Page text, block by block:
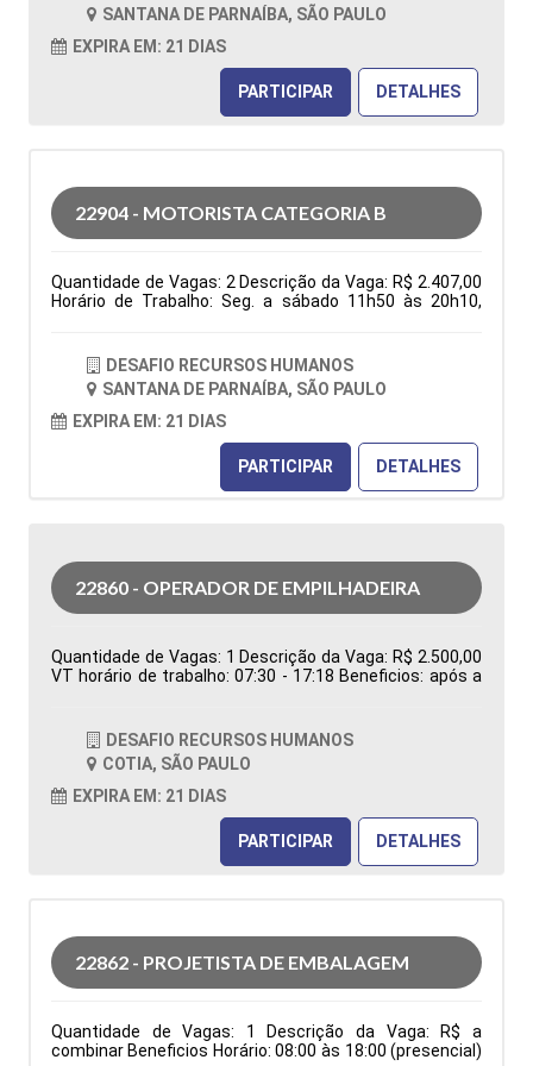
disponibilidade de horário. Tipo de contratação: CLT
Cidade: Santana de Parnaíba, SP, Brasil Área de Atuação:
Logística Período: Formação Acadêmica:
Características Comportamentais:
SANTANA DE PARNAÍBA, SÃO PAULO
EXPIRA EM: 21 DIAS
PARTICIPAR DETALHES
22904 - MOTORISTA CATEGORIA B
Quantidade de Vagas: 2 Descrição da Vaga: R$ 2.407,00
Horário de Trabalho: Seg. a sábado 11h50 às 20h10,
horário. Benefícios: Vale transporte ou vale combustível;
após 3 meses: Vale alimentação R$ 150,00 e Golden
farma Entregas nas residencias Tipo de contratação:
CLT Cidade: Santana de Parnaíba, SP, Brasil Área de
Atuação: Logística Período: Formação Acadêmica:
Características Comportamentais:
DESAFIO RECURSOS HUMANOS
SANTANA DE PARNAÍBA, SÃO PAULO
EXPIRA EM: 21 DIAS
PARTICIPAR DETALHES
22860 - OPERADOR DE EMPILHADEIRA
Quantidade de Vagas: 1 Descrição da Vaga: R$ 2.500,00
VT horário de trabalho: 07:30 - 17:18 Beneficios: após a
Logística Período: Formação Acadêmica:
Características Comportamentais:
DESAFIO RECURSOS HUMANOS
COTIA, SÃO PAULO
EXPIRA EM: 21 DIAS
PARTICIPAR DETALHES
22862 - PROJETISTA DE EMBALAGEM
Quantidade de Vagas: 1 Descrição da Vaga: R$ a
combinar Beneficios Horário: 08:00 às 18:00 (presencial)